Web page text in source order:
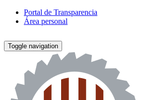
Portal de Transparencia
Área personal
Toggle navigation